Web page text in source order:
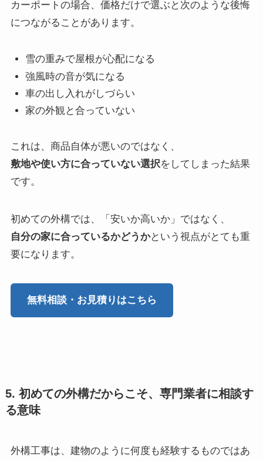
カーポートの場合、価格だけで選ぶと次のような後悔
につながることがあります。
雪の重みで屋根が心配になる
強風時の音が気になる
車の出し入れがしづらい
家の外観と合っていない
これは、商品自体が悪いのではなく、
敷地や使い方に合っていない選択をしてしまった結果
です。
初めての外構では、「安いか高いか」ではなく、
自分の家に合っているかどうかという視点がとても重
要になります。
無料相談・お見積りはこちら
5. 初めての外構だからこそ、専門業者に相談す
る意味
外構工事は、建物のように何度も経験するものではあ